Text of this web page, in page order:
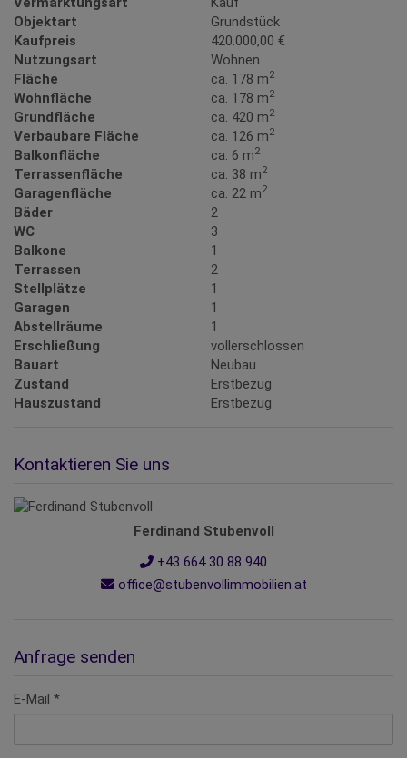
Objektart
Grundstück
Kaufpreis
420.000,00 €
Nutzungsart
Wohnen
Fläche
ca. 178 m2
Wohnfläche ca. 178 m2
Grundfläche ca. 420 m2
Verbaubare Fläche ca. 126 m2
Balkonfläche ca. 6 m2
Terrassenfläche ca. 38 m2
Garagenfläche ca. 22 m2
Bäder
2
WC
3
Balkone
1
Terrassen
2
Stellplätze
1
Garagen
1
Abstellräume
1
Erschließung
vollerschlossen
Bauart
Neubau
Zustand
Erstbezug
Hauszustand
Erstbezug
Kontaktieren Sie uns
Ferdinand Stubenvoll
+43 664 30 88 940
office@stubenvollimmobilien.at
Anfrage senden
E-Mail